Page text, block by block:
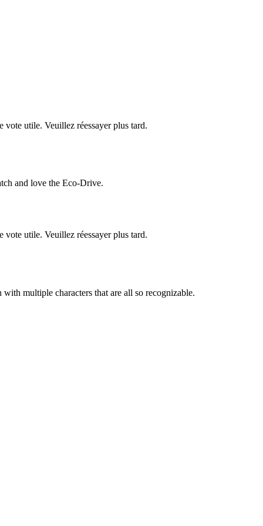
vote utile. Veuillez réessayer plus tard.
and love the Eco-Drive.
vote utile. Veuillez réessayer plus tard.
multiple characters that are all so recognizable.